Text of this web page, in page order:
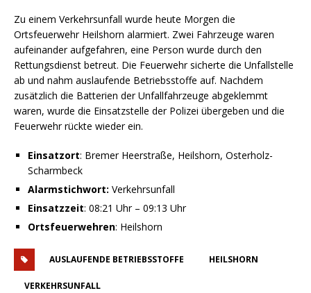
Zu einem Verkehrsunfall wurde heute Morgen die
Ortsfeuerwehr Heilshorn alarmiert. Zwei Fahrzeuge waren
aufeinander aufgefahren, eine Person wurde durch den
Rettungsdienst betreut. Die Feuerwehr sicherte die Unfallstelle
ab und nahm auslaufende Betriebsstoffe auf. Nachdem
zusätzlich die Batterien der Unfallfahrzeuge abgeklemmt
waren, wurde die Einsatzstelle der Polizei übergeben und die
Feuerwehr rückte wieder ein.
Einsatzort: Bremer Heerstraße, Heilshorn, Osterholz-
Scharmbeck
Alarmstichwort: Verkehrsunfall
Einsatzzeit: 08:21 Uhr – 09:13 Uhr
Ortsfeuerwehren: Heilshorn
AUSLAUFENDE BETRIEBSSTOFFE HEILSHORN
VERKEHRSUNFALL